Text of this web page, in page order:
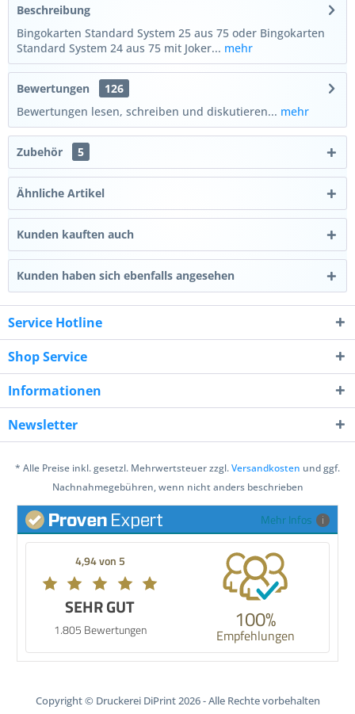
Beschreibung
Bingokarten Standard System 25 aus 75 oder Bingokarten
Standard System 24 aus 75 mit Joker... mehr
Bewertungen
126
Bewertungen lesen, schreiben und diskutieren... mehr
Zubehör 5
Ähnliche Artikel
Kunden kauften auch
Kunden haben sich ebenfalls angesehen
Service Hotline
Shop Service
Informationen
Newsletter
* Alle Preise inkl. gesetzl. Mehrwertsteuer zzgl.Versandkosten und ggf.
Nachnahmegebühren, wenn nicht anders beschrieben
Mehr Infos
4,94 von 5
SEHR GUT
1.805 Bewertungen 100%
Empfehlungen
Copyright © Druckerei DiPrint 2026 - Alle Rechte vorbehalten